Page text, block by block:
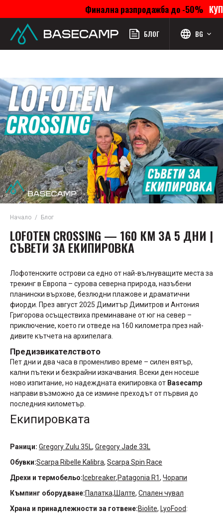
Финална разпродажба до -50%
БЛОГ BG
Начало Блог
LOFOTEN CROSSING — 160 КМ ЗА 5 ДНИ |
СЪВЕТИ ЗА ЕКИПИРОВКА
Лофотенските острови са едно от най-вълнуващите места за
трекинг в Европа – сурова северна природа, назъбени
планински върхове, безлюдни плажове и драматични
фиорди. През август 2025 Димитър Димитров и Антония
Григорова осъществиха преминаване от юг на север –
приключение, което ги отведе на 160 километра през най-
дивите кътчета на архипелага.
Предизвикателството
Пет дни и два часа в променливо време – силен вятър,
кални пътеки и безкрайни изкачвания. Всеки ден носеше
ново изпитание, но надеждната екипировка от Basecamp
направи възможно да се измине преходът от първия до
последния километър.
Екипировката
Раници: Gregory Zulu 35L, Gregory Jade 33L
Обувки:Scarpa Ribelle Kalibra, Scarpa Spin Race
Дрехи и термобельо: Icebreaker,Patagonia R1, Чорапи
Къмпинг оборудване:Палатка,Шалте, Спален чувал
Храна и принадлежности за готвене:Biolite, LyoFood: